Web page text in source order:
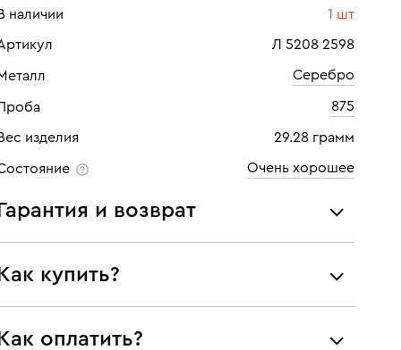
наличии 1 шт
Л 5208 2598
Серебро
875
изделия 29.28 грамм
Очень хорошее
Гарантия и возврат
предоставляем следующие гарантии:
брендовых украшений;
юридической чистоты изделий
Как купить?
Как оплатить?